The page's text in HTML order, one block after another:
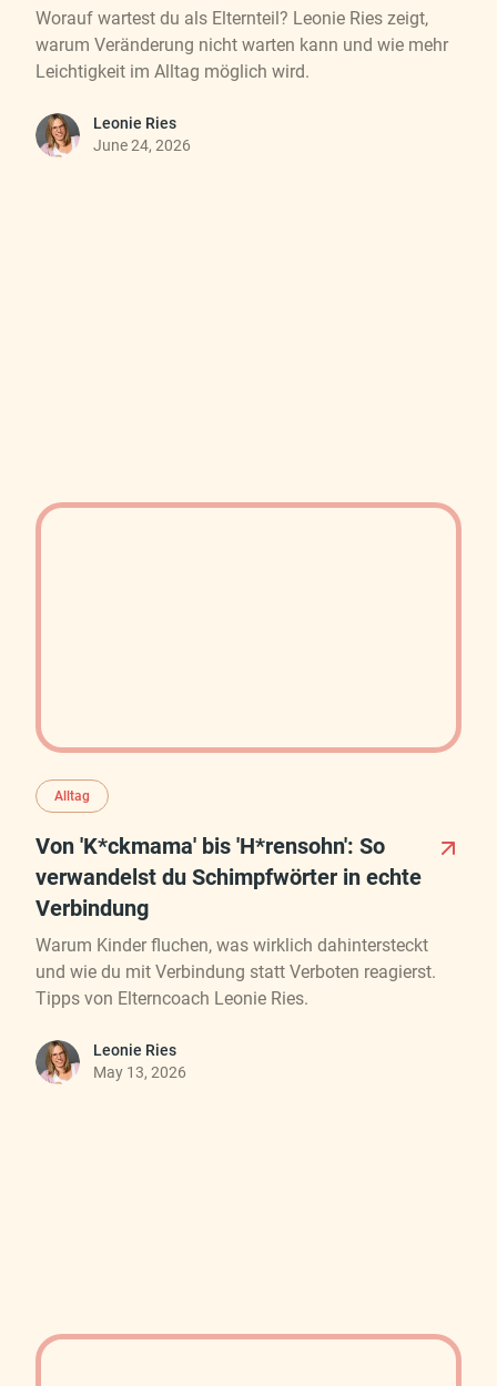
Worauf wartest du als Elternteil? Leonie Ries zeigt,
warum Veränderung nicht warten kann und wie mehr
Leichtigkeit im Alltag möglich wird.
Leonie Ries
June 24, 2026
Alltag
Von 'K*ckmama' bis 'H*rensohn': So
verwandelst du Schimpfwörter in echte
Verbindung
Warum Kinder fluchen, was wirklich dahintersteckt
und wie du mit Verbindung statt Verboten reagierst.
Tipps von Elterncoach Leonie Ries.
Leonie Ries
May 13, 2026